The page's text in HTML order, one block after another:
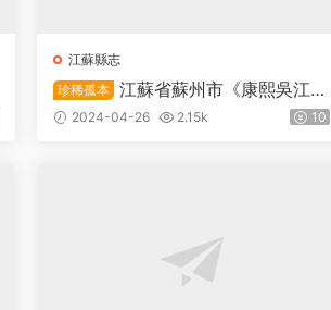
江蘇縣志
珍稀孤本 江蘇省蘇州市《康熙吳江縣
志》十六卷首一卷 清 郭琇修 屈運隆
2024-04-26 2.15k 10